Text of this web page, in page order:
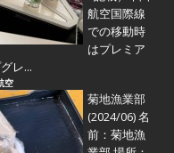
航空国際線
での移動時
はプレミア
レ...
空
菊地漁業部
(2024/06)名
前：菊地漁